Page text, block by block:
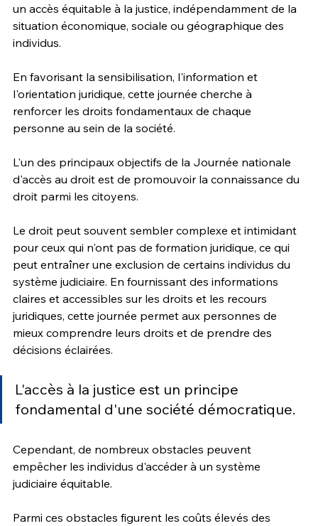
un accès équitable à la justice, indépendamment de la
situation économique, sociale ou géographique des
individus.
En favorisant la sensibilisation, l'information et
l'orientation juridique, cette journée cherche à
renforcer les droits fondamentaux de chaque
personne au sein de la société.
L'un des principaux objectifs de la Journée nationale
d'accès au droit est de promouvoir la connaissance du
droit parmi les citoyens.
Le droit peut souvent sembler complexe et intimidant
pour ceux qui n'ont pas de formation juridique, ce qui
peut entraîner une exclusion de certains individus du
système judiciaire. En fournissant des informations
claires et accessibles sur les droits et les recours
juridiques, cette journée permet aux personnes de
mieux comprendre leurs droits et de prendre des
décisions éclairées.
L'accès à la justice est un principe
fondamental d'une société démocratique.
Cependant, de nombreux obstacles peuvent
empêcher les individus d'accéder à un système
judiciaire équitable.
Parmi ces obstacles figurent les coûts élevés des